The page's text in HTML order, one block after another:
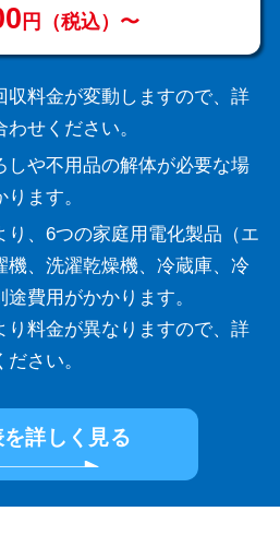
円（税込）〜
収料金が変動しますので、詳
せください。
しや不用品の解体が必要な場
ます。
り、6つの家庭用電化製品（エ
機、洗濯乾燥機、冷蔵庫、冷
費用がかかります。
り料金が異なりますので、詳
さい。
詳しく見る